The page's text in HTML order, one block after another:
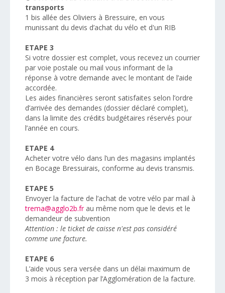
transports
1 bis allée des Oliviers à Bressuire, en vous
munissant du devis d’achat du vélo et d'un RIB
ETAPE 3
Si votre dossier est complet, vous recevez un courrier
par voie postale ou mail vous informant de la
réponse à votre demande avec le montant de l’aide
accordée.
Les aides financières seront satisfaites selon l’ordre
d’arrivée des demandes (dossier déclaré complet),
dans la limite des crédits budgétaires réservés pour
l’année en cours.
ETAPE 4
Acheter votre vélo dans l’un des magasins implantés
en Bocage Bressuirais, conforme au devis transmis.
ETAPE 5
Envoyer la facture de l’achat de votre vélo par mail à
trema@agglo2b.frau même nom que le devis et le
demandeur de subvention
Attention : le ticket de caisse n'est pas considéré
comme une facture.
ETAPE 6
L’aide vous sera versée dans un délai maximum de
3 mois à réception par l’Agglomération de la facture.